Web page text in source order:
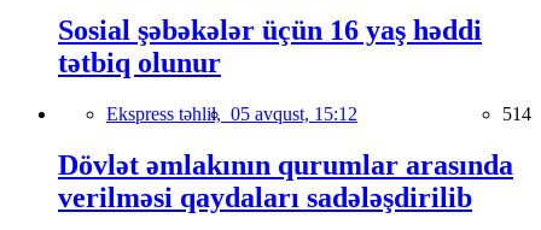
Sosial şəbəkələr üçün 16 yaş həddi
tətbiq olunur
Ekspress təhlil, 05 avqust, 15:12 514
Dövlət əmlakının qurumlar arasında
verilməsi qaydaları sadələşdirilib